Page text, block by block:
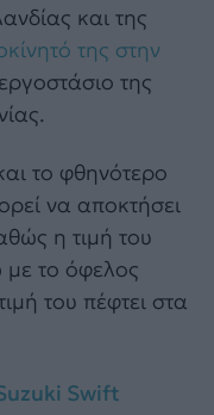
και της
της στην
της
το φθηνότερο
να αποκτήσει
η τιμή του
με το όφελος
του πέφτει στα
Swift